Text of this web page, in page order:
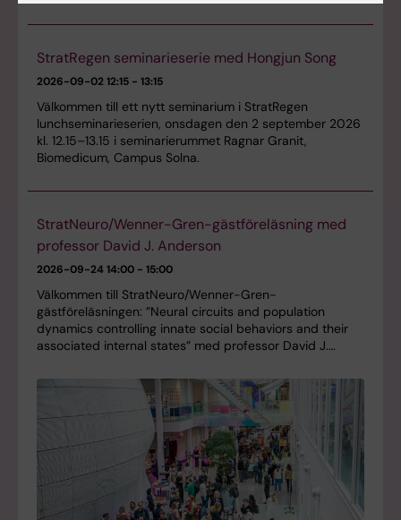
StratRegen seminarieserie med Hongjun Song
2026-09-0212:15 - 13:15
Välkommen till ett nytt seminarium i StratRegen
lunchseminarieserien, onsdagen den 2 september 2026
kl. 12.15–13.15 i seminarierummet Ragnar Granit,
Biomedicum, Campus Solna.
StratNeuro/Wenner-Gren-gästföreläsning med
professor David J. Anderson
2026-09-2414:00 - 15:00
Välkommen till StratNeuro/Wenner-Gren-
gästföreläsningen: ”Neural circuits and population
dynamics controlling innate social behaviors and their
associated internal states” med professor David J.…